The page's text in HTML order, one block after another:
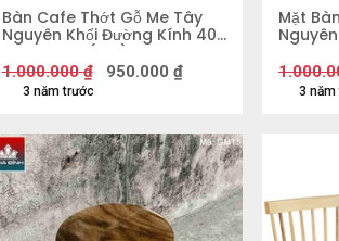
Bàn Cafe Thớt Gỗ Me Tây
Nguyên Khối Đường Kính 40-
50 Cao 55 (cm)
3 năm trước
1.000.000₫ 950.000 ₫
Mặt
Dày
3 năm